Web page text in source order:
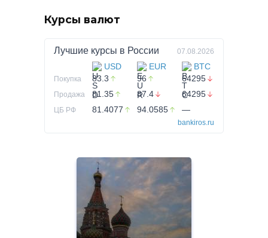
Курсы валют
Лучшие курсы в России 07.08.2026
USD EUR BTC
Покупка 83.3 96 64295
Продажа 81.35 87.4 64295
ЦБ РФ 81.4077 94.0585 —
bankiros.ru